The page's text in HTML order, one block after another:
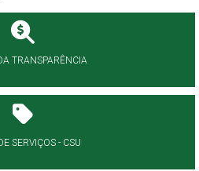
TRANSPARÊNCIA
SERVIÇOS - CSU